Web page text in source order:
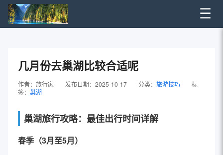
☰
几月份去巢湖比较合适呢
作者：旅行家 发布日期：2025-10-17 分类： 旅游技巧
标
签： 巢湖
巢湖旅行攻略：最佳出行时间详解
春季（3月至5月）